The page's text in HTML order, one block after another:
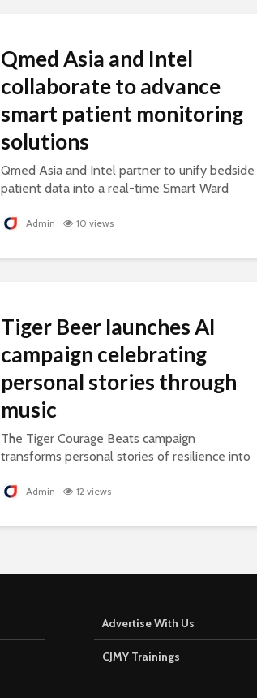
Qmed Asia and Intel
collaborate to advance
smart patient monitoring
solutions
Qmed Asia and Intel partner to unify bedside
patient data into a real-time Smart Ward
healthcare.
Admin 10 views
Tiger Beer launches AI
campaign celebrating
personal stories through
music
The Tiger Courage Beats campaign
transforms personal stories of resilience into
courage.
Admin 12 views
Advertise With Us
CJMY Trainings